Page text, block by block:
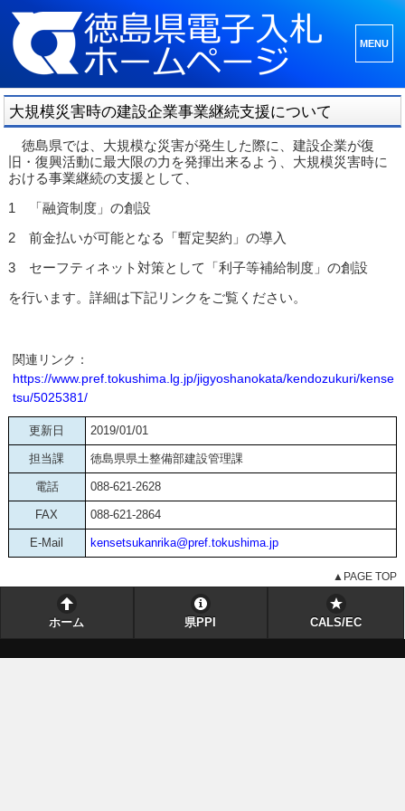
ーとウ
ィジェ
大規模災害時の建設企業事業継続支援について
徳島県では、大規模な災害が発生した際に、建設企業が復
旧・復興活動に最大限の力を発揮出来るよう、大規模災害時に
おける事業継続の支援として、
1 「融資制度」の創設
2 前金払いが可能となる「暫定契約」の導入
3 セーフティネット対策として「利子等補給制度」の創設
を行います。詳細は下記リンクをご覧ください。
関連リンク：
https://www.pref.tokushima.lg.jp/jigyoshanokata/kendozukuri/kense
tsu/5025381/
更新日 2019/01/01
担当課 徳島県県土整備部建設管理課
電話 088-621-2628
FAX 088-621-2864
E-Mail kensetsukanrika@pref.tokushima.jp
▲PAGE TOP
ホーム 県PPI CALS/EC